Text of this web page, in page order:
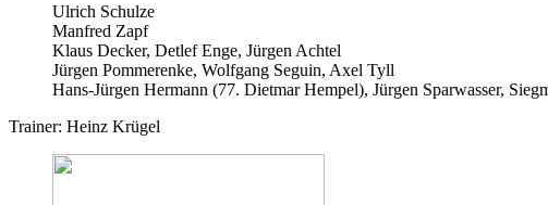
Ulrich Schulze
Manfred Zapf
Klaus Decker, Detlef Enge, Jürgen Achtel
Jürgen Pommerenke, Wolfgang Seguin, Axel Tyll
Hans-Jürgen Hermann (77. Dietmar Hempel), Jürgen Sparwasser,
Trainer: Heinz Krügel